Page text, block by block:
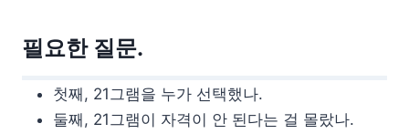
필요한 질문.
첫째, 21그램을 누가 선택했나.
둘째, 21그램이 자격이 안 된다는 걸 몰랐나.